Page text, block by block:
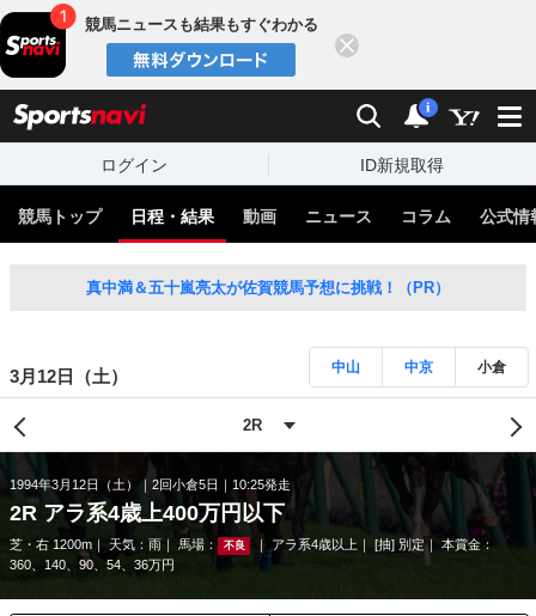
競馬ニュースも結果もすぐわかる
検索 通知
i
ログイン ID新規取得
競馬トップ 日程・結果 動画 ニュース コラム 公式情
真中満＆五十嵐亮太が佐賀競馬予想に挑戦！（PR）
3月12日（土） 中山 中京 小倉
1994年3月12日（土） 2回小倉5日 10:25発走
2R アラ系4歳上400万円以下
芝・右 1200m 天気： 雨 馬場： 不良 アラ系4歳以上 [抽] 別定
本賞金：
360、140、90、54、36万円